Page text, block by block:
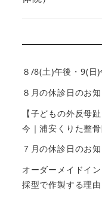
８/8(土)午後・9(日
８月の休診日のお
【子どもの外反母
今｜浦安くりた整
７月の休診日のお
オーダーメイドイ
採型で作製する理